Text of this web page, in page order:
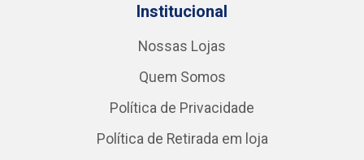
Institucional
Nossas Lojas
Quem Somos
Política de Privacidade
Política de Retirada em loja